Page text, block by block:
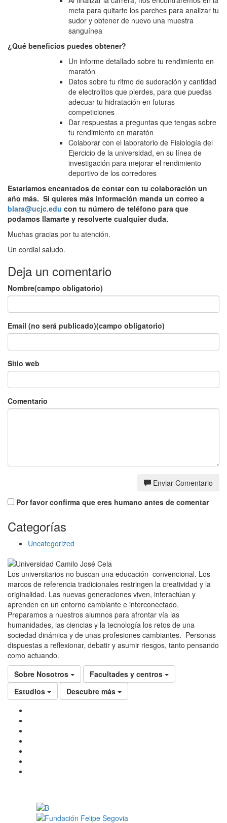
meta para quitarte los parches para analizar tu
sudor y obtener de nuevo una muestra
sanguínea
¿Qué beneficios puedes obtener?
Un informe detallado sobre tu rendimiento en
maratón
Datos sobre tu ritmo de sudoración y cantidad
de electrolitos que pierdes, para que puedas
adecuar tu hidratación en futuras
competiciones
Dar respuestas a preguntas que tengas sobre
tu rendimiento en maratón
Colaborar con el laboratorio de Fisiología del
Ejercicio de la universidad, en su línea de
investigación para mejorar el rendimiento
deportivo de los corredores
Estaríamos encantados de contar con tu colaboración un
año más. Si quieres más información manda un correo a
blara@ucjc.edu con tu número de teléfono para que
podamos llamarte y resolverte cualquier duda.
Muchas gracias por tu atención.
Un cordial saludo.
Deja un comentario
Nombre(campo obligatorio)
Email (no será publicado)(campo obligatorio)
Sitio web
Comentario
Enviar Comentario
Por favor confirma que eres humano antes de comentar
Categorías
Uncategorized
Los universitarios no buscan una educación convencional. Los
marcos de referencia tradicionales restringen la creatividad y la
originalidad. Las nuevas generaciones viven, interactúan y
aprenden en un entorno cambiante e interconectado.
Preparamos a nuestros alumnos para afrontar vía las
humanidades, las ciencias y la tecnología los retos de una
sociedad dinámica y de unas profesiones cambiantes. Personas
dispuestas a reflexionar, debatir y asumir riesgos, tanto pensando
como actuando.
Sobre Nosotros
Facultades y centros
Estudios
Descubre más